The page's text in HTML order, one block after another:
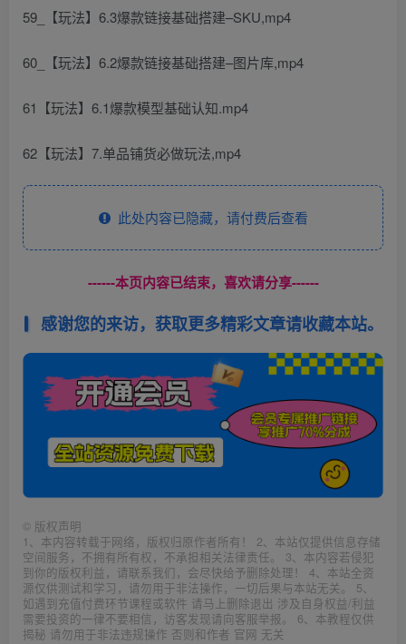
59_【玩法】6.3爆款链接基础搭建–SKU,mp4
60_【玩法】6.2爆款链接基础搭建–图片库,mp4
61【玩法】6.1爆款模型基础认知.mp4
62【玩法】7.单品铺货必做玩法,mp4
此处内容已隐藏，请付费后查看
------本页内容已结束，喜欢请分享------
感谢您的来访，获取更多精彩文章请收藏本站。
© 版权声明
1、本内容转载于网络，版权归原作者所有！ 2、本站仅提供信息存储
空间服务，不拥有所有权，不承担相关法律责任。 3、本内容若侵犯
到你的版权利益，请联系我们，会尽快给予删除处理！ 4、本站全资
源仅供测试和学习，请勿用于非法操作，一切后果与本站无关。 5、
如遇到充值付费环节课程或软件 请马上删除退出 涉及自身权益/利益
需要投资的一律不要相信，访客发现请向客服举报。 6、本教程仅供
揭秘 请勿用于非法违规操作 否则和作者 官网 无关